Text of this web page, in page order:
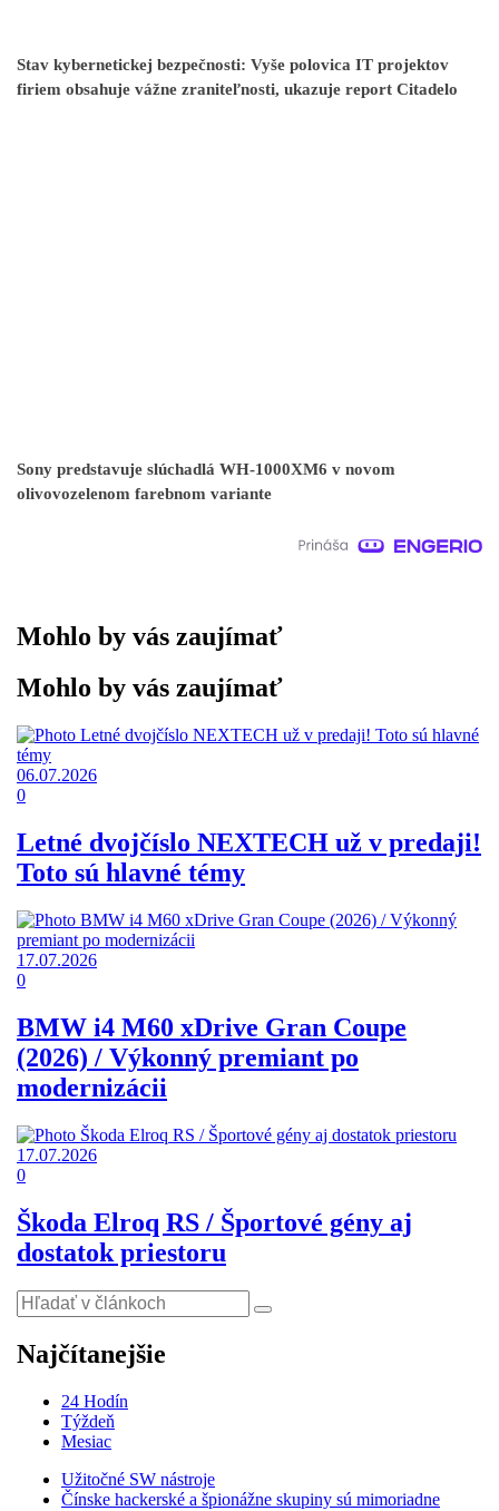
Stav kybernetickej bezpečnosti: Vyše polovica IT projektov
firiem obsahuje vážne zraniteľnosti, ukazuje report Citadelo
Sony predstavuje slúchadlá WH-1000XM6 v novom
olivovozelenom farebnom variante
Mohlo by vás zaujímať
Mohlo by vás zaujímať
06.07.2026
0
Letné dvojčíslo NEXTECH už v predaji!
Toto sú hlavné témy
17.07.2026
0
BMW i4 M60 xDrive Gran Coupe
(2026) / Výkonný premiant po
modernizácii
17.07.2026
0
Škoda Elroq RS / Športové gény aj
dostatok priestoru
Najčítanejšie
24 Hodín
Týždeň
Mesiac
Užitočné SW nástroje
Čínske hackerské a špionážne skupiny sú mimoriadne